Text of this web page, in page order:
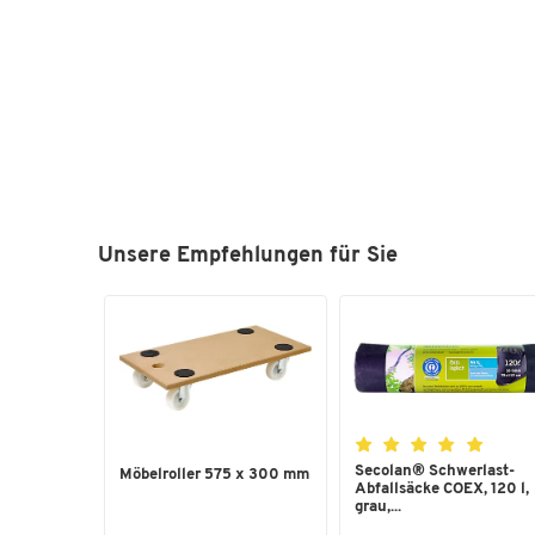
Unsere Empfehlungen für Sie
Möbelroller 575 x 300 mm
Secolan® Schwerlast-
Abfallsäcke COEX, 120 l,
grau,...